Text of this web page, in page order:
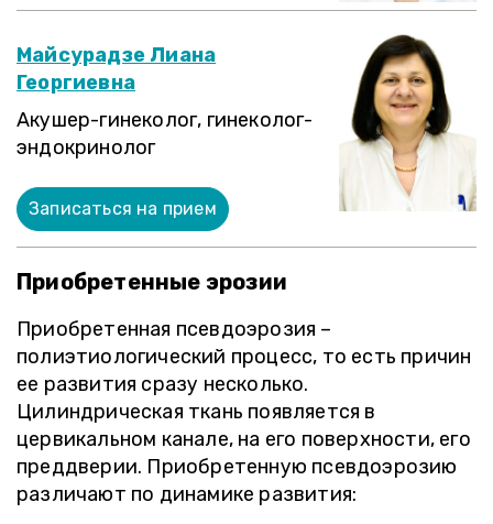
Майсурадзе Лиана
Георгиевна
Акушер-гинеколог, гинеколог-
эндокринолог
Записаться на прием
Приобретенные эрозии
Приобретенная псевдоэрозия –
полиэтиологический процесс, то есть причин
ее развития сразу несколько.
Цилиндрическая ткань появляется в
цервикальном канале, на его поверхности, его
преддверии. Приобретенную псевдоэрозию
различают по динамике развития: